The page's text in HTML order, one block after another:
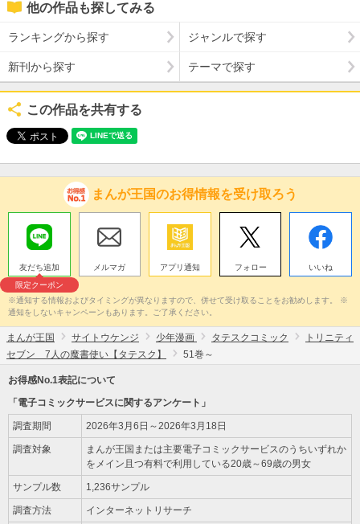
他の作品も探してみる
ランキングから探す ジャンルで探す
新刊から探す テーマで探す
この作品を共有する
まんが王国のお得情報を受け取ろう
友だち追加
限定クーポン
メルマガ アプリ通知 フォロー いいね
※通知する情報およびタイミングが異なりますので、併せて受け取ることをお勧めします。 ※
通知をしないキャンペーンもあります。ご了承ください。
まんが王国 サイトウケンジ 少年漫画 タテスクコミック
トリニティ
セブン 7人の魔書使い【タテスク】
51巻～
お得感No.1表記について
「電子コミックサービスに関するアンケート」
調査期間 2026年3月6日～2026年3月18日
調査対象
まんが王国または主要電子コミックサービスのうちいずれか
をメイン且つ有料で利用している20歳～69歳の男女
サンプル数 1,236サンプル
調査方法 インターネットリサーチ